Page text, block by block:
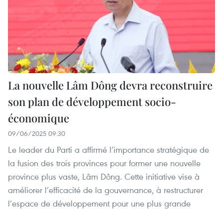
La nouvelle Lâm Dông devra reconstruire
son plan de développement socio-
économique
09/06/2025 09:30
Le leader du Parti a affirmé l’importance stratégique de
la fusion des trois provinces pour former une nouvelle
province plus vaste, Lâm Dông. Cette initiative vise à
améliorer l’efficacité de la gouvernance, à restructurer
l’espace de développement pour une plus grande